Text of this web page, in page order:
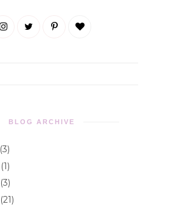
BLOG ARCHIVE
(3)
(1)
(3)
(21)